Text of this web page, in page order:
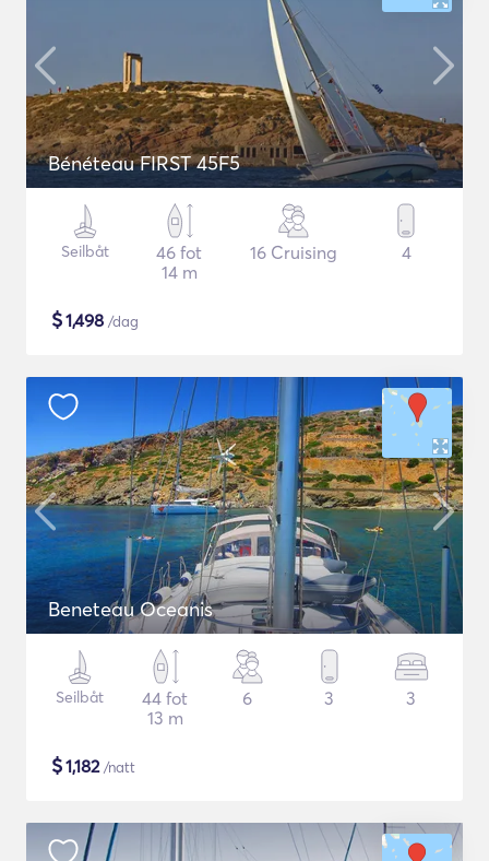
Bénéteau FIRST 45F5
Seilbåt
46 fot
14 m
16 Cruising 4
$1,498 /dag
Beneteau Oceanis
Seilbåt
44 fot
13 m
6 3 3
$1,182/natt